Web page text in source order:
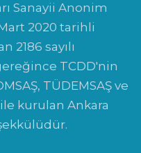
Sanayii Anonim
2020 tarihli
2186 sayılı
TCDD'nin
TÜDEMSAŞ ve
kurulan Ankara